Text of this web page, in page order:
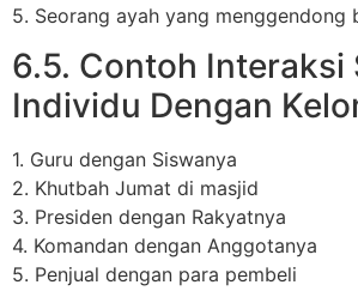
5. Seorang ayah yang menggendong
6.5. Contoh Interaksi
Individu Dengan
1. Guru dengan Siswanya
2. Khutbah Jumat di masjid
3. Presiden dengan Rakyatnya
4. Komandan dengan Anggotanya
5. Penjual dengan para pembeli